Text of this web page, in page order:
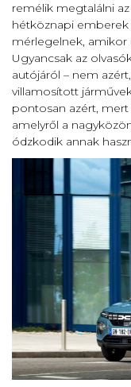
remélik megtalálni
hétköznapi
mérlegelnek, amikor
Ugyancsak az
autójáról – nem
villamosított
pontosan azért, mert
amelyről a
ódzkodik annak